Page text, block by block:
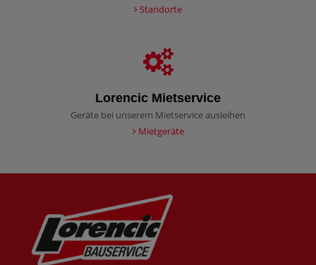
Standorte
Lorencic Mietservice
Geräte bei unserem Mietservice ausleihen
Mietgeräte